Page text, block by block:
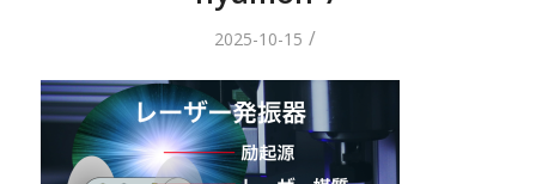
2025-10-15 /